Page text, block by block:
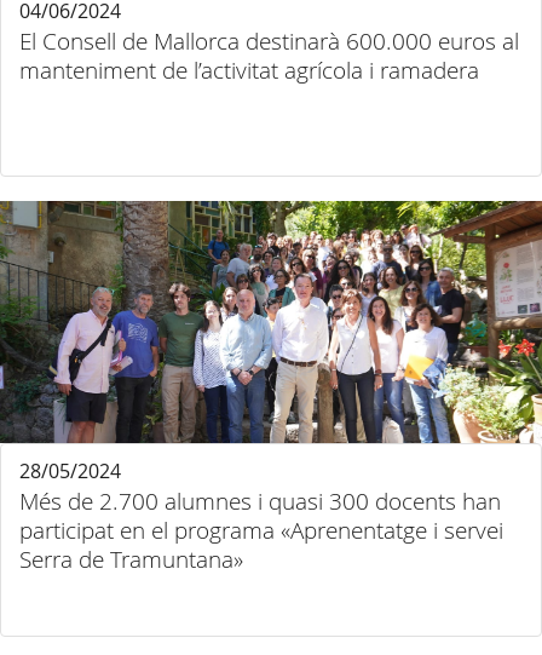
El Consell de Mallorca destinarà 600.000 euros al
manteniment de l’activitat agrícola i ramadera
04/06/2024
Més de 2.700 alumnes i quasi 300 docents han
participat en el programa «Aprenentatge i servei
Serra de Tramuntana»
28/05/2024